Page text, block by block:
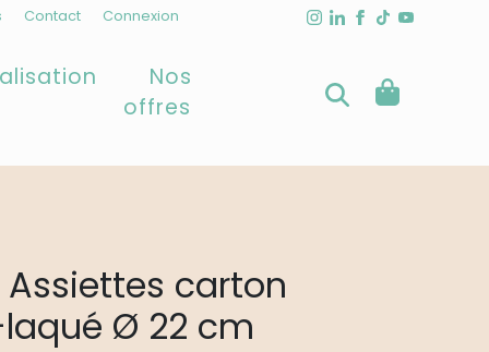
Contact Connexion
Nos
offres
carton
Ø 22 cm